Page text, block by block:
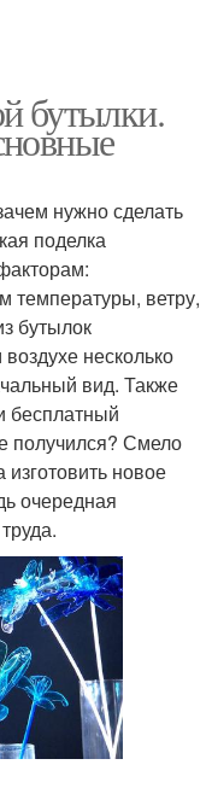
бутылки.
нужно сделать
поделка
температуры, ветру,
бутылок
несколько
вид. Также
бесплатный
получился? Смело
новое
очередная